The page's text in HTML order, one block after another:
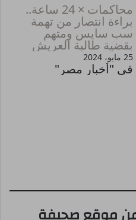
محاكمات × 24 ساعة..
براءة انتصار من تهمة
سب سايس ومتهم
بقضية طالبة العريش
25 مايو، 2024
في "أخبار مصر"